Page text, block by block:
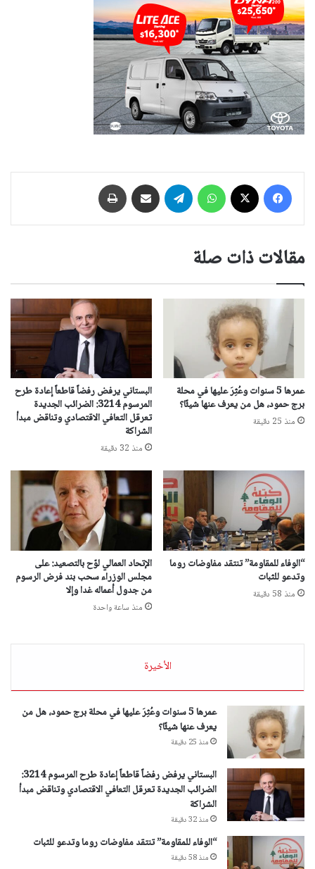
فيسبوك واتساب تيلقرام مشاركة عبر البريد
مقالات ذات صلة
عمرها 5 سنوات وعُثِرَ عليها في محلة
برج حمود، هل من يعرف عنها شيئًا؟
منذ 25 دقيقة
البستاني يرفض رفضاً قاطعاً إعادة طرح
المرسوم 3214: الضرائب الجديدة
تعرقل التعافي الاقتصادي وتناقض مبدأ
الشراكة
منذ 32 دقيقة
“الوفاء للمقاومة” تنتقد مفاوضات روما
وتدعو للثبات
منذ 58 دقيقة
الإتحاد العمالي لوّح بالتصعيد: على
مجلس الوزراء سحب بند فرض الرسوم
من جدول أعماله غدا وإلا
منذ ساعة واحدة
الأخيرة
عمرها 5 سنوات وعُثِرَ عليها في محلة برج حمود، هل من
يعرف عنها شيئًا؟
منذ 25 دقيقة
البستاني يرفض رفضاً قاطعاً إعادة طرح المرسوم 3214:
الضرائب الجديدة تعرقل التعافي الاقتصادي وتناقض مبدأ
الشراكة
منذ 32 دقيقة
“الوفاء للمقاومة” تنتقد مفاوضات روما وتدعو للثبات
منذ 58 دقيقة